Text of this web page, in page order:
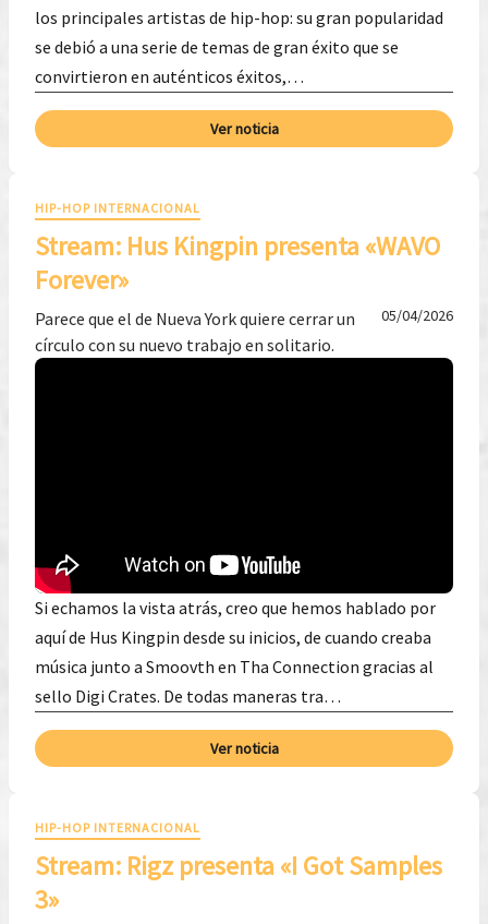
los principales artistas de hip-hop: su gran popularidad
se debió a una serie de temas de gran éxito que se
convirtieron en auténticos éxitos,…
Ver noticia
HIP-HOP INTERNACIONAL
Stream: Hus Kingpin presenta «WAVO
Forever»
Parece que el de Nueva York quiere cerrar un
círculo con su nuevo trabajo en solitario.
05/04/2026
Si echamos la vista atrás, creo que hemos hablado por
aquí de Hus Kingpin desde su inicios, de cuando creaba
música junto a Smoovth en Tha Connection gracias al
sello Digi Crates. De todas maneras tra…
Ver noticia
HIP-HOP INTERNACIONAL
Stream: Rigz presenta «I Got Samples
3»